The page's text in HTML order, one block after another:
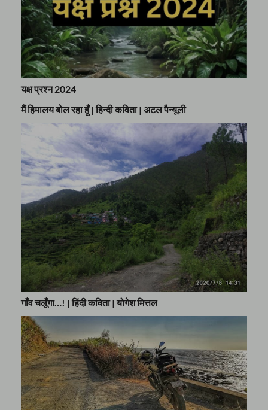
यक्ष प्रश्न 2024
मैं हिमालय बोल रहा हूँ | हिन्दी कविता | अटल पैन्यूली
गाँव चलूँगा…! | हिंदी कविता | योगेश मित्तल